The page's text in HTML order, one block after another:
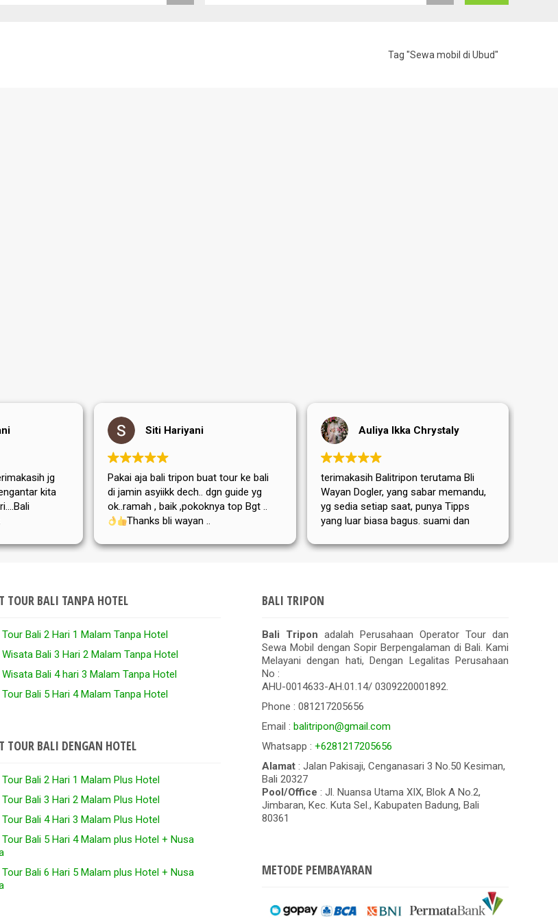
Tag "Sewa mobil di Ubud"
jg
kita
tripon
Siti Hariyani
Pakai aja bali tripon buat tour ke bali
di jamin asyiikk dech.. dgn guide yg
ok..ramah , baik ,pokoknya top Bgt ..
Thanks bli wayan ..
Auliya Ikka Chrystaly
terimakasih Balitripon terutama Bli
Wayan Dogler, yang sabar memandu,
yg sedia setiap saat, punya Tipps
yang luar biasa bagus. suami dan
sangat puas dan senang ditemanin
TOUR BALI TANPA HOTEL
Tour Bali 2 Hari 1 Malam Tanpa Hotel
Wisata Bali 3 Hari 2 Malam Tanpa Hotel
Wisata Bali 4 hari 3 Malam Tanpa Hotel
Tour Bali 5 Hari 4 Malam Tanpa Hotel
TOUR BALI DENGAN HOTEL
Tour Bali 2 Hari 1 Malam Plus Hotel
Tour Bali 3 Hari 2 Malam Plus Hotel
Tour Bali 4 Hari 3 Malam Plus Hotel
Tour Bali 5 Hari 4 Malam plus Hotel + Nusa
Tour Bali 6 Hari 5 Malam plus Hotel + Nusa
BALI TRIPON
Bali Tripon adalah Perusahaan Operator Tour dan
Sewa Mobil dengan Sopir Berpengalaman di Bali. Kami
Melayani dengan hati, Dengan Legalitas Perusahaan
No :
AHU-0014633-AH.01.14/ 0309220001892.
Phone : 081217205656
Email : balitripon@gmail.com
Whatsapp : +6281217205656
Alamat: Jalan Pakisaji, Cenganasari 3 No.50 Kesiman,
Bali 20327
Pool/Office : Jl. Nuansa Utama XIX, Blok A No.2,
Jimbaran, Kec. Kuta Sel., Kabupaten Badung, Bali
80361
METODE PEMBAYARAN